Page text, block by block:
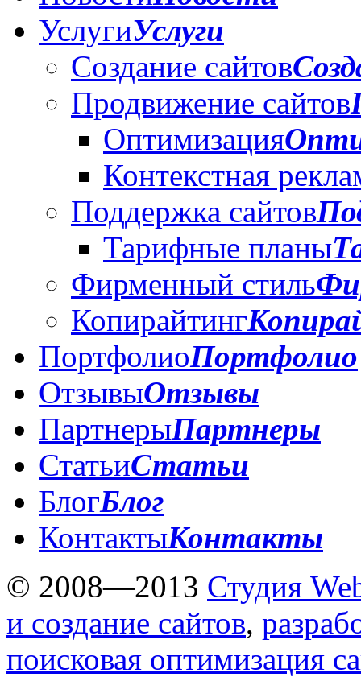
УслугиУслуги
Создание сайтов
Продвижение сайтов
Оптимизация
Контекстная
Поддержка сайтов
Тарифные планы
Фирменный стиль
Копирайтинг
ПортфолиоПортфолио
ОтзывыОтзывы
ПартнерыПартнеры
СтатьиСтатьи
БлогБлог
КонтактыКонтакты
© 2008—2013 Студия
и создание сайтов,
поисковая оптимизация